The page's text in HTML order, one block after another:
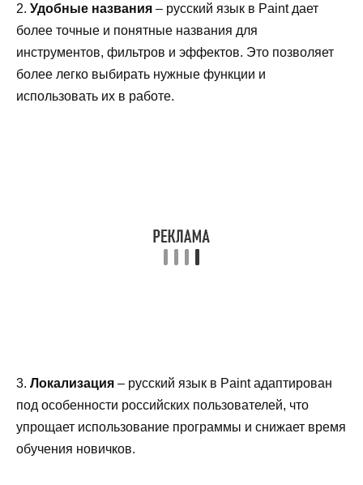
2. Удобные названия – русский язык в Paint дает
более точные и понятные названия для
инструментов, фильтров и эффектов. Это позволяет
более легко выбирать нужные функции и
использовать их в работе.
3. Локализация – русский язык в Paint адаптирован
под особенности российских пользователей, что
упрощает использование программы и снижает время
обучения новичков.